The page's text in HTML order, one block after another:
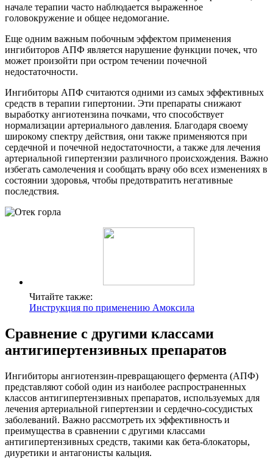
начале терапии часто наблюдается выраженное
головокружение и общее недомогание.
Еще одним важным побочным эффектом применения
ингибиторов АПФ является нарушение функции почек, что
может произойти при остром течении почечной
недостаточности.
Ингибиторы АПФ считаются одними из самых эффективных
средств в терапии гипертонии. Эти препараты снижают
выработку ангиотензина почками, что способствует
нормализации артериального давления. Благодаря своему
широкому спектру действия, они также применяются при
сердечной и почечной недостаточности, а также для лечения
артериальной гипертензии различного происхождения. Важно
избегать самолечения и сообщать врачу обо всех изменениях в
состоянии здоровья, чтобы предотвратить негативные
последствия.
Читайте также:
Инструкция по применению Амоксила
Сравнение с другими классами
антигипертензивных препаратов
Ингибиторы ангиотензин-превращающего фермента (АПФ)
представляют собой один из наиболее распространенных
классов антигипертензивных препаратов, используемых для
лечения артериальной гипертензии и сердечно-сосудистых
заболеваний. Важно рассмотреть их эффективность и
преимущества в сравнении с другими классами
антигипертензивных средств, такими как бета-блокаторы,
диуретики и антагонисты кальция.